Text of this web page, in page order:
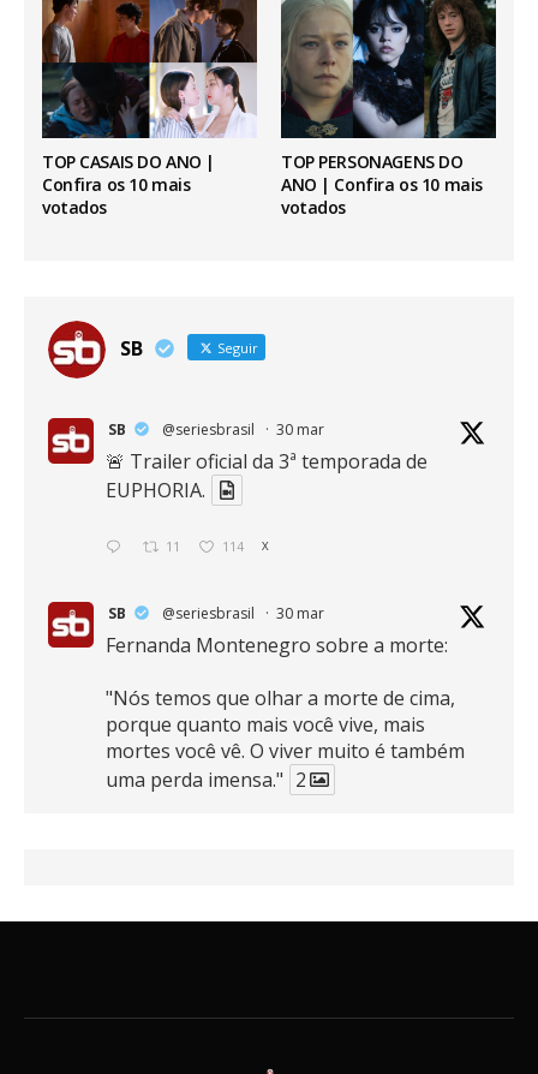
TOP CASAIS DO ANO |
Confira os 10 mais
votados
TOP PERSONAGENS DO
ANO | Confira os 10 mais
votados
SB Seguir
SB @seriesbrasil · 30 mar
🚨 Trailer oficial da 3ª temporada de
EUPHORIA.
11 114 X
SB @seriesbrasil · 30 mar
Fernanda Montenegro sobre a morte:
"Nós temos que olhar a morte de cima,
porque quanto mais você vive, mais
mortes você vê. O viver muito é também
uma perda imensa." 2
16 389 X